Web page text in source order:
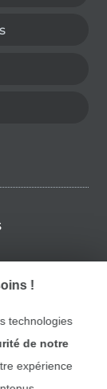
!
technologies
de notre
expérience